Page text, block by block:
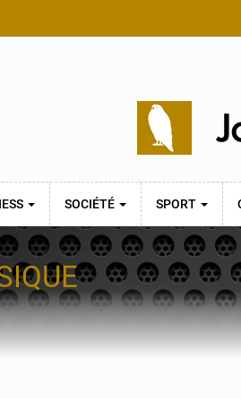
SOCIÉTÉ SPORT